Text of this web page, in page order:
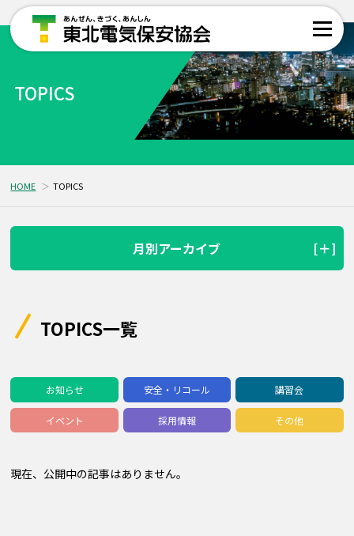
TOPICS
HOME TOPICS
月別アーカイブ
TOPICS一覧
お知らせ 安全・リコール 講習会
イベント 採用情報 その他
現在、公開中の記事はありません。